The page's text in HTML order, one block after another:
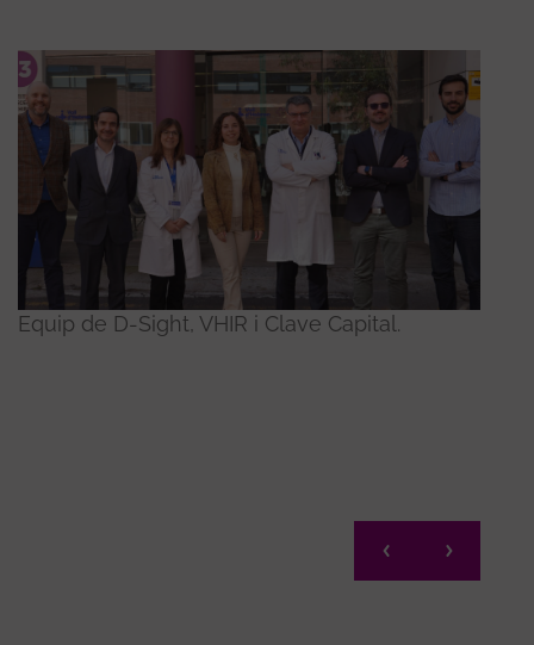
Equip de D-Sight, VHIR i Clave Capital.